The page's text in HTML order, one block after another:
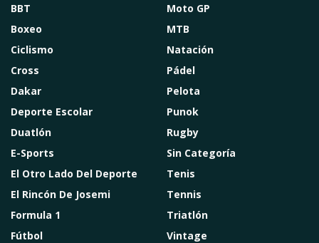
BBT
Boxeo
Ciclismo
Cross
Dakar
Deporte Escolar
Duatlón
E-Sports
El Otro Lado Del Deporte
El Rincón De Josemi
Formula 1
Fútbol
Moto GP
MTB
Natación
Pádel
Pelota
Punok
Rugby
Sin Categoría
Tenis
Tennis
Triatlón
Vintage